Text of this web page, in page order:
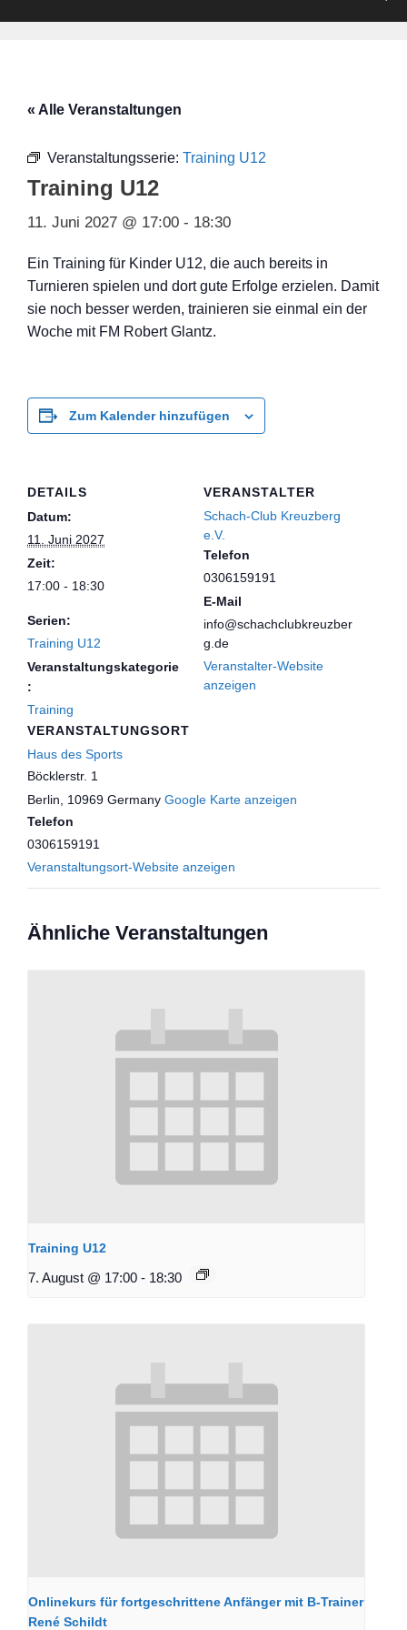
« Alle Veranstaltungen
Veranstaltungsserie: Training U12
Training U12
11. Juni 2027 @ 17:00 - 18:30
Ein Training für Kinder U12, die auch bereits in
Turnieren spielen und dort gute Erfolge erzielen. Damit
sie noch besser werden, trainieren sie einmal ein der
Woche mit FM Robert Glantz.
Zum Kalender hinzufügen
DETAILS
Datum:
11. Juni 2027
Zeit:
17:00 - 18:30
Serien:
Training U12
Veranstaltungskategorie
:
Training
VERANSTALTUNGSORT
Haus des Sports
Böcklerstr. 1
Berlin
10969 Germany Google Karte anzeigen
Telefon
0306159191
Veranstaltungsort-Website anzeigen
VERANSTALTER
Schach-Club Kreuzberg
e.V.
Telefon
0306159191
E-Mail
info@schachclubkreuzber
g.de
Veranstalter-Website
anzeigen
Ähnliche Veranstaltungen
Training U12
7. August @ 17:00 - 18:30
Onlinekurs für fortgeschrittene Anfänger mit B-Trainer
René Schildt